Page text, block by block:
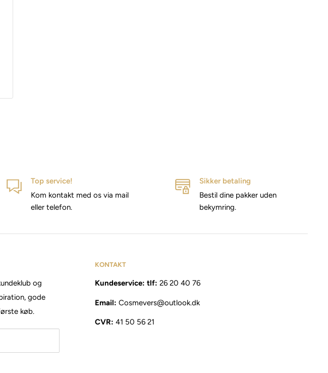
Top service!
Kom kontakt med os via mail
eller telefon.
Sikker betaling
Bestil dine pakker uden
bekymring.
og
gode
køb.
KONTAKT
Kundeservice: tlf: 26 20 40 76
Email: Cosmevers@outlook.dk
CVR: 41 50 56 21